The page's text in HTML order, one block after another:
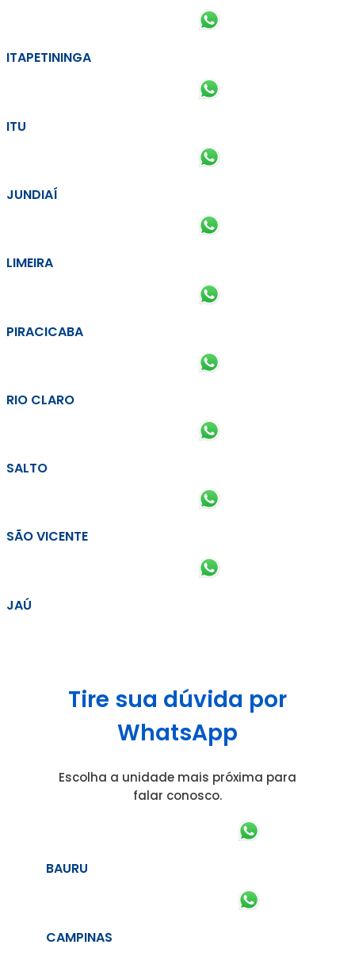
ITAPETININGA
ITU
JUNDIAÍ
LIMEIRA
PIRACICABA
RIO CLARO
SALTO
SÃO VICENTE
JAÚ
Tire sua dúvida por
WhatsApp
Escolha a unidade mais próxima para
falar conosco.
BAURU
CAMPINAS